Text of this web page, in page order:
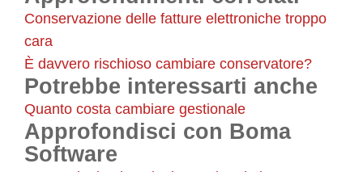
Conservazione delle fatture elettroniche troppo
cara
È davvero rischioso cambiare conservatore?
Potrebbe interessarti anche
Quanto costa cambiare gestionale
Approfondisci con Boma
Software